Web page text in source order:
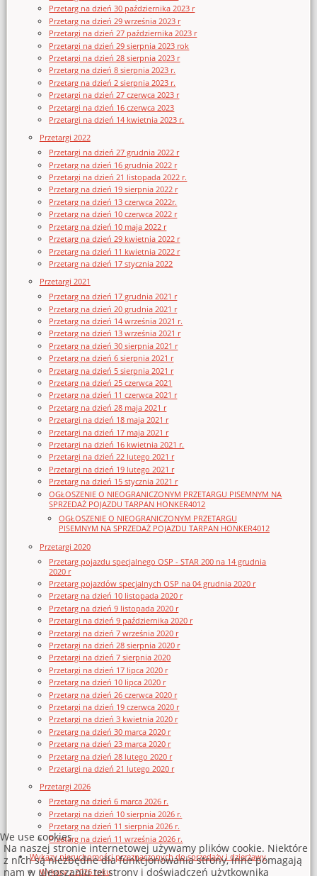
Przetarg na dzień 30 października 2023 r
Przetarg na dzień 29 września 2023 r
Przetargi na dzień 27 października 2023 r
Przetargi na dzień 29 sierpnia 2023 rok
Przetargi na dzień 28 sierpnia 2023 r
Przetarg na dzień 8 sierpnia 2023 r.
Przetarg na dzień 2 sierpnia 2023 r.
Przetargi na dzień 27 czerwca 2023 r
Przetargi na dzień 16 czerwca 2023
Przetargi na dzień 14 kwietnia 2023 r.
Przetargi 2022
Przetargi na dzień 27 grudnia 2022 r
Przetarg na dzień 16 grudnia 2022 r
Przetargi na dzień 21 listopada 2022 r.
Przetarg na dzień 19 sierpnia 2022 r
Przetarg na dzień 13 czerwca 2022r.
Przetarg na dzień 10 czerwca 2022 r
Przetarg na dzień 10 maja 2022 r
Przetarg na dzień 29 kwietnia 2022 r
Przetarg na dzień 11 kwietnia 2022 r
Przetarg na dzień 17 stycznia 2022
Przetargi 2021
Przetarg na dzień 17 grudnia 2021 r
Przetarg na dzień 20 grudnia 2021 r
Przetarg na dzień 14 września 2021 r.
Przetarg na dzień 13 września 2021 r
Przetarg na dzień 30 sierpnia 2021 r
Przetarg na dzień 6 sierpnia 2021 r
Przetarg na dzień 5 sierpnia 2021 r
Przetarg na dzień 25 czerwca 2021
Przetarg na dzień 11 czerwca 2021 r
Przetarg na dzień 28 maja 2021 r
Przetargi na dzień 18 maja 2021 r
Przetargi na dzień 17 maja 2021 r
Przetargi na dzień 16 kwietnia 2021 r.
Przetargi na dzień 22 lutego 2021 r
Przetargi na dzień 19 lutego 2021 r
Przetarg na dzień 15 stycznia 2021 r
OGŁOSZENIE O NIEOGRANICZONYM PRZETARGU PISEMNYM NA
SPRZEDAŻ POJAZDU TARPAN HONKER4012
OGŁOSZENIE O NIEOGRANICZONYM PRZETARGU
PISEMNYM NA SPRZEDAŻ POJAZDU TARPAN HONKER4012
Przetargi 2020
Przetarg pojazdu specjalnego OSP - STAR 200 na 14 grudnia
2020 r
Przetarg pojazdów specjalnych OSP na 04 grudnia 2020 r
Przetarg na dzień 10 listopada 2020 r
Przetarg na dzień 9 listopada 2020 r
Przetargi na dzień 9 października 2020 r
Przetargi na dzień 7 września 2020 r
Przetargi na dzień 28 sierpnia 2020 r
Przetargi na dzień 7 sierpnia 2020
Przetargi na dzień 17 lipca 2020 r
Przetarg na dzień 10 lipca 2020 r
Przetarg na dzień 26 czerwca 2020 r
Przetargi na dzień 19 czerwca 2020 r
Przetargi na dzień 3 kwietnia 2020 r
Przetarg na dzień 30 marca 2020 r
Przetarg na dzień 23 marca 2020 r
Przetarg na dzień 28 lutego 2020 r
Przetargi na dzień 21 lutego 2020 r
Przetargi 2026
Przetarg na dzień 6 marca 2026 r.
Przetargi na dzień 10 sierpnia 2026 r.
Przetarg na dzień 11 sierpnia 2026 r.
Przetarg na dzień 11 września 2026 r.
Wykazy nieruchomości przeznaczonych do sprzedaży i dzierżawy
Wykazy z 2026 roku
We use cookies
Na naszej stronie internetowej używamy plików cookie. Niektóre
z nich są niezbędne dla funkcjonowania strony, inne pomagają
nam w ulepszaniu tej strony i doświadczeń użytkownika